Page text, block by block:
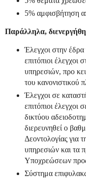
5% αμφισβήτηση
Παράλληλα,
Έλεγχοι στην
επιτόπιοι
υπηρεσιών, προ
του κανονιστικού
Έλεγχοι σε
επιτόπιοι έλεγχοι
δικτύου
διερευνηθεί ο
Δεοντολογίας για
υπηρεσιών και τα
Υποχρεώσεων
Σύστημα